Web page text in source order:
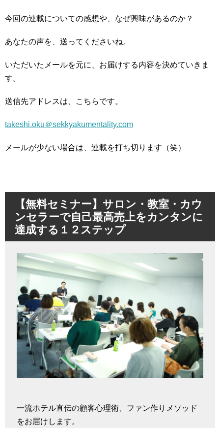
今回の連載についての感想や、なぜ興味があるのか？
あなたの声を、送ってくださいね。
いただいたメールを元に、お届けする内容を決めていきま
す。
送信先アドレスは、こちらです。
takeshi.oku＠sekkyakumentality.com
メールが少ない場合は、連載を打ち切ります（笑）
【無料セミナー】サロン・教室・カウ
ンセラーで自己最高売上をカンタンに
達成する１２ステップ
一流ホテル直伝の顧客心理術、ファン作りメソッド
をお届けします。